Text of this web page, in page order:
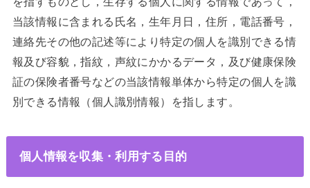
当該情報に含まれる氏名，生年月日，住所，電話番号，
連絡先その他の記述等により特定の個人を識別できる情
報及び容貌，指紋，声紋にかかるデータ，及び健康保険
証の保険者番号などの当該情報単体から特定の個人を識
別できる情報（個人識別情報）を指します。
個人情報を収集・利用する目的